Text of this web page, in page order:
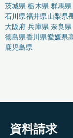
茨城県 栃木県 群馬県
石川県福井県山梨県
大阪府 兵庫県 奈良県
徳島県香川県愛媛県
鹿児島県
資料請求